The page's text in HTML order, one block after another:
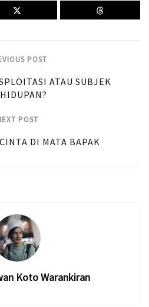
POST
ATAU SUBJEK
POST
DI MATA BAPAK
Koto Warankiran